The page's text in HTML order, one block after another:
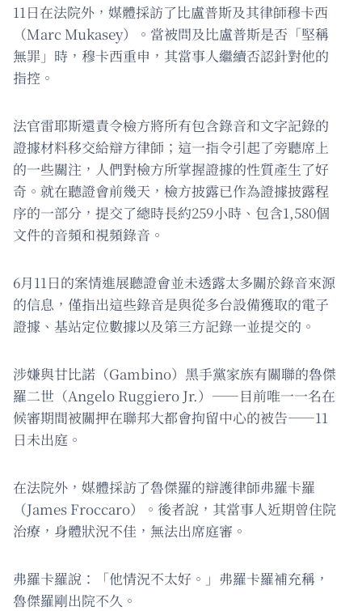
11日在法院外，媒體採訪了比盧普斯及其律師穆卡西
（Marc Mukasey）。當被問及比盧普斯是否「堅稱
無罪」時，穆卡西重申，其當事人繼續否認針對他的
指控。
法官雷耶斯還責令檢方將所有包含錄音和文字記錄的
證據材料移交給辯方律師；這一指令引起了旁聽席上
的一些關注，人們對檢方所掌握證據的性質產生了好
奇。就在聽證會前幾天，檢方披露已作為證據披露程
序的一部分，提交了總時長約259小時、包含1,580個
文件的音頻和視頻錄音。
6月11日的案情進展聽證會並未透露太多關於錄音來源
的信息，僅指出這些錄音是與從多台設備獲取的電子
證據、基站定位數據以及第三方記錄一並提交的。
涉嫌與甘比諾（Gambino）黑手黨家族有關聯的魯傑
羅二世（Angelo Ruggiero Jr.）——目前唯一一名在
候審期間被關押在聯邦大都會拘留中心的被告——11
日未出庭。
在法院外，媒體採訪了魯傑羅的辯護律師弗羅卡羅
（James Froccaro）。後者說，其當事人近期曾住院
治療，身體狀況不佳，無法出席庭審。
弗羅卡羅說：「他情況不太好。」弗羅卡羅補充稱，
魯傑羅剛出院不久。